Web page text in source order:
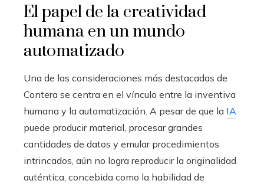
El papel de la creatividad
humana en un mundo
automatizado
Una de las consideraciones más destacadas de
Contera se centra en el vínculo entre la inventiva
humana y la automatización. A pesar de que la IA
puede producir material, procesar grandes
cantidades de datos y emular procedimientos
intrincados, aún no logra reproducir la originalidad
auténtica, concebida como la habilidad de